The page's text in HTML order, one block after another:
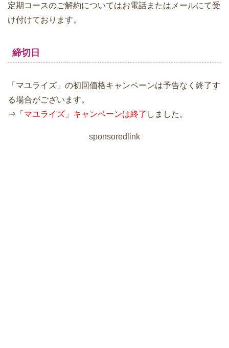
定期コースのご解約についてはお電話またはメールにて受
け付けております。
締切日
「マユライズ」の初回価格キャンペーンは予告なく終了す
る場合がございます。
⇒ 「マユライズ」キャンペーンは終了 しました。
sponsoredlink